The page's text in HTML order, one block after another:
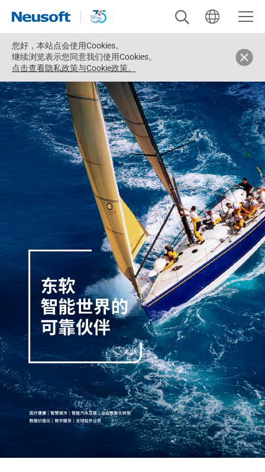
您好， 本站点会使用Cookies。
继续浏览表示您同意我们使用Cookies。
点击查看隐私政策与Cookie政策。